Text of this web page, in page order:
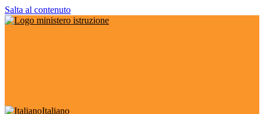
Salta al contenuto
Italiano